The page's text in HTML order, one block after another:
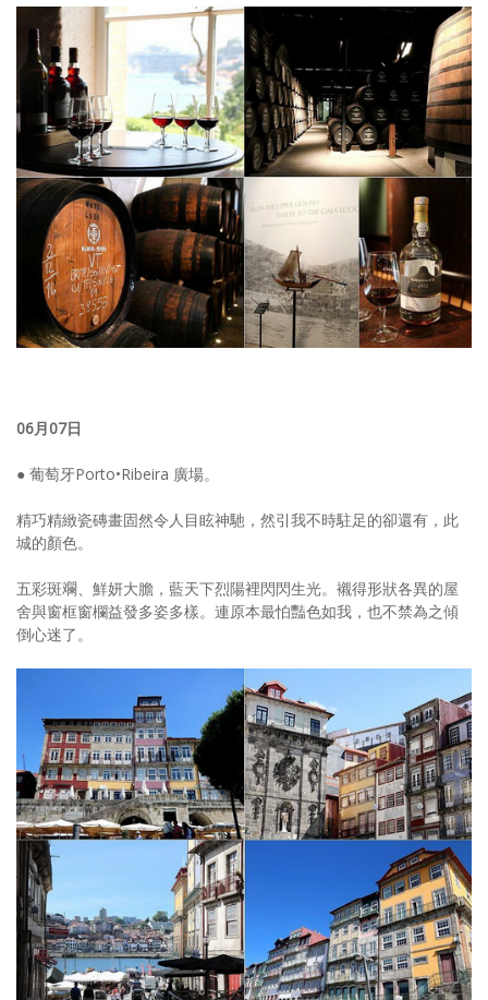
06月07日
● 葡萄牙Porto•Ribeira 廣場。
精巧精緻瓷磚畫固然令人目眩神馳，然引我不時駐足的卻還有，此
城的顏色。
五彩斑斕、鮮妍大膽，藍天下烈陽裡閃閃生光。襯得形狀各異的屋
舍與窗框窗欄益發多姿多樣。連原本最怕豔色如我，也不禁為之傾
倒心迷了。